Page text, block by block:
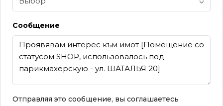
Сообщение
Отправляя это сообщение, вы соглашаетесь